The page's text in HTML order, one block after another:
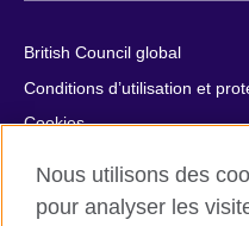
British Council global
Conditions d’utilisation et
Cookies
Nous utilisons des
pour analyser les